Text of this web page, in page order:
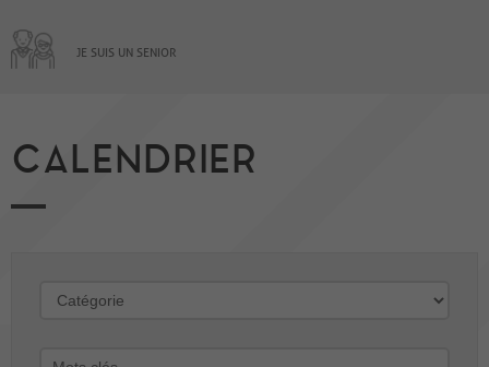
JE SUIS UN SENIOR
CALENDRIER